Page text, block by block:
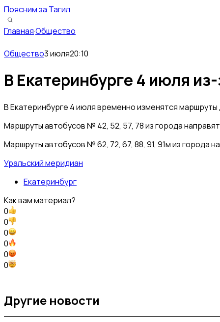
Поясним за Тагил
Главная·Общество
Общество3 июля20:10
В Екатеринбурге 4 июля
В Екатеринбурге 4 июля временно изменятся
Маршруты автобусов № 42, 52, 57, 78 из города
Маршруты автобусов № 62, 72, 67, 88, 91, 91м из
Уральский меридиан
Екатеринбург
Как вам материал?
0
0
0
0
0
0
Другие новости